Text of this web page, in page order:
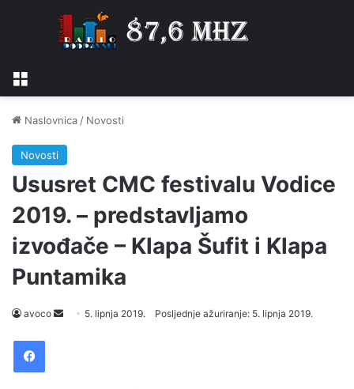
Izbornik
Naslovnica / Novosti
Novosti
Ususret CMC festivalu Vodice
2019. – predstavljamo
izvođače – Klapa Šufit i Klapa
Puntamika
avoco
Send 5. lipnja 2019. Posljednje ažuriranje: 5. lipnja 2019.
Facebook